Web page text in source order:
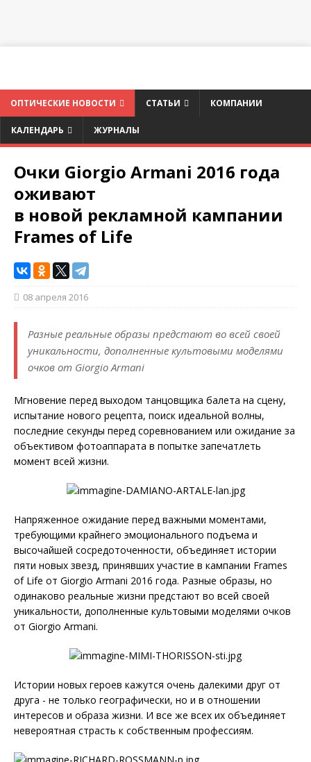
ОПТИЧЕСКИЕ НОВОСТИ СТАТЬИ КОМПАНИИ
КАЛЕНДАРЬ ЖУРНАЛЫ
Очки Giorgio Armani 2016 года
оживают
в новой рекламной кампании
Frames of Life
08 апреля 2016
Разные реальные образы предстают во всей своей
уникальности, дополненные культовыми моделями
очков от Giorgio Armani
Мгновение перед выходом танцовщика балета на сцену,
испытание нового рецепта, поиск идеальной волны,
последние секунды перед соревнованием или ожидание за
объективом фотоаппарата в попытке запечатлеть
момент всей жизни.
Напряженное ожидание перед важными моментами,
требующими крайнего эмоционального подъема и
высочайшей сосредоточенности, объединяет истории
пяти новых звезд, принявших участие в кампании Frames
of Life от Giorgio Armani 2016 года. Разные образы, но
одинаково реальные жизни предстают во всей своей
уникальности, дополненные культовыми моделями очков
от Giorgio Armani.
Истории новых героев кажутся очень далекими друг от
друга - не только географически, но и в отношении
интересов и образа жизни. И все же всех их объединяет
невероятная страсть к собственным профессиям.